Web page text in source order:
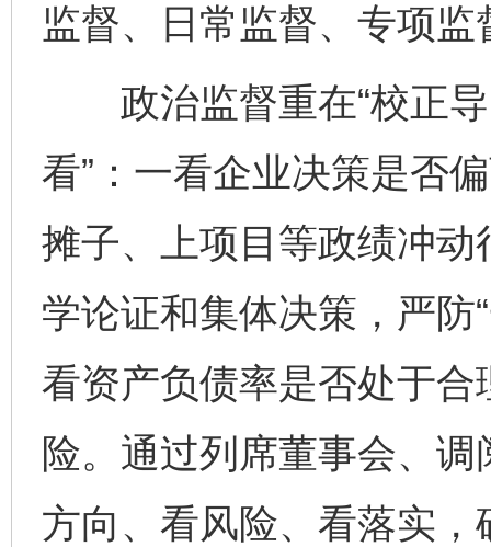
监督、日常监督、专项
政治监督重在“校正导
看”：一看企业决策是否
摊子、上项目等政绩冲
学论证和集体决策，严防
看资产负债率是否处于
险。通过列席董事会、
方向、看风险、看落实